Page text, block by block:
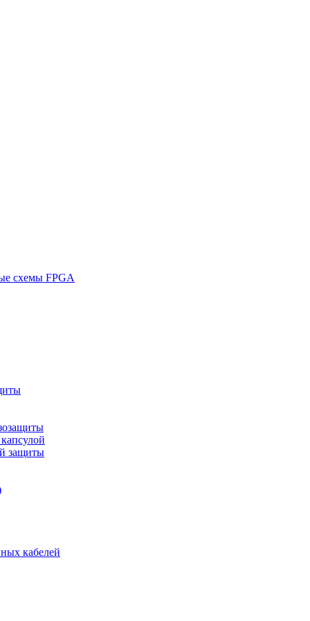
схемы FPGA
защиты
кабелей